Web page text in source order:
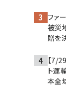
ファ
被災
贈を
【7/
ト運
本全